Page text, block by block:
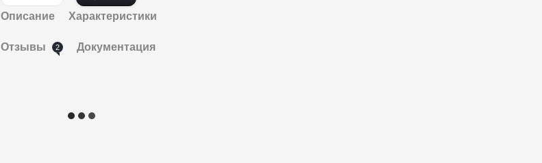
Описание Характеристики
Отзывы 2 Документация